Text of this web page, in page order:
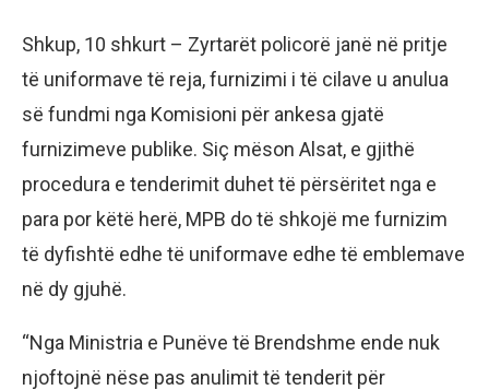
Shkup, 10 shkurt – Zyrtarët policorë janë në pritje
të uniformave të reja, furnizimi i të cilave u anulua
së fundmi nga Komisioni për ankesa gjatë
furnizimeve publike. Siç mëson Alsat, e gjithë
procedura e tenderimit duhet të përsëritet nga e
para por këtë herë, MPB do të shkojë me furnizim
të dyfishtë edhe të uniformave edhe të emblemave
në dy gjuhë.
“Nga Ministria e Punëve të Brendshme ende nuk
njoftojnë nëse pas anulimit të tenderit për